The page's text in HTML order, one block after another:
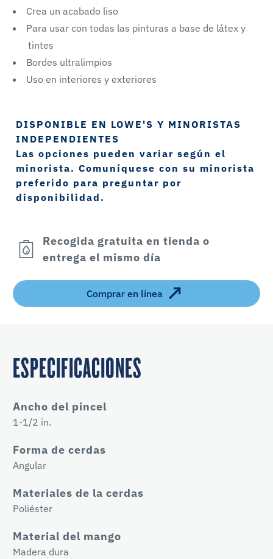
Crea un acabado liso
Para usar con todas las pinturas a base de látex y
tintes
Bordes ultralimpios
Uso en interiores y exteriores
DISPONIBLE EN LOWE'S Y MINORISTAS
INDEPENDIENTES
Las opciones pueden variar según el
minorista. Comuníquese con su minorista
preferido para preguntar por
disponibilidad.
Recogida gratuita en tienda o
entrega el mismo día
Comprar en línea
ESPECIFICACIONES
Ancho del pincel
1-1/2 in.
Forma de cerdas
Angular
Materiales de la cerdas
Poliéster
Material del mango
Madera dura